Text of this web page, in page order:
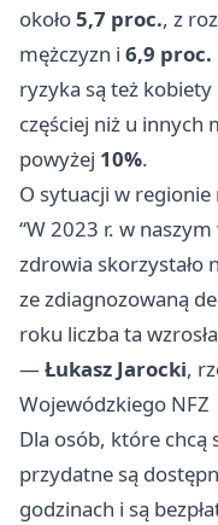
około5,7 proc., z
mężczyzn i 6,9 proc.
ryzyka są też
częściej niż u innych
powyżej 10%.
O sytuacji w
“W 2023 r. w
zdrowia skorzystało
ze zdiagnozowaną
roku liczba ta
— Łukasz Jarocki,
Wojewódzkiego NFZ
Dla osób, które chcą
przydatne są
godzinach i są